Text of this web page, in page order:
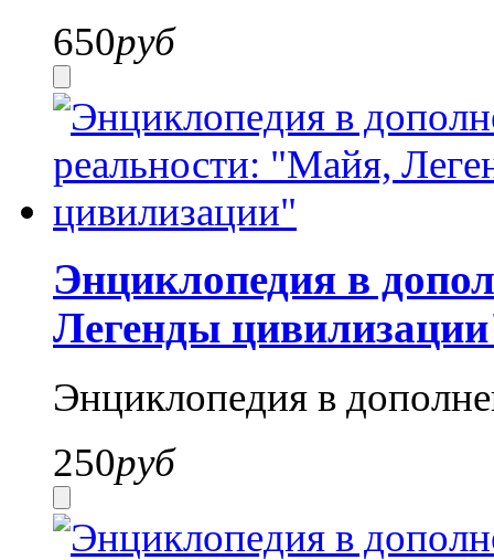
650руб
Энциклопедия в
Легенды
Энциклопедия в
250руб